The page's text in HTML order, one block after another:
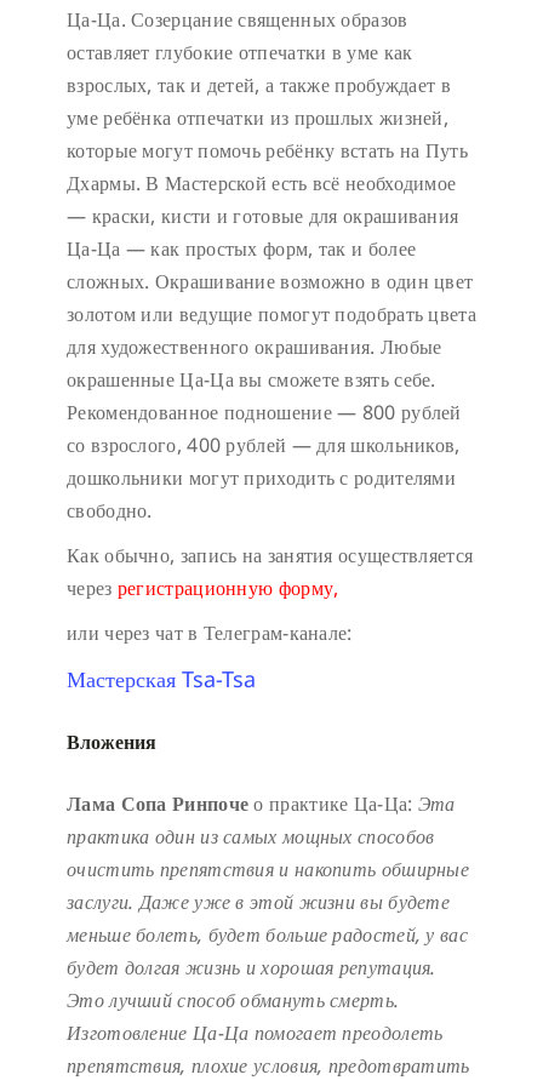
Ца-Ца. Созерцание священных образов
оставляет глубокие отпечатки в уме как
взрослых, так и детей, а также пробуждает в
уме ребёнка отпечатки из прошлых жизней,
которые могут помочь ребёнку встать на Путь
Дхармы. В Мастерской есть всё необходимое
— краски, кисти и готовые для окрашивания
Ца-Ца — как простых форм, так и более
сложных. Окрашивание возможно в один цвет
золотом или ведущие помогут подобрать цвета
для художественного окрашивания. Любые
окрашенные Ца-Ца вы сможете взять себе.
Рекомендованное подношение — 800 рублей
со взрослого, 400 рублей — для школьников,
дошкольники могут приходить с родителями
свободно.
Как обычно, запись на занятия осуществляется
через регистрационную форму,
или через чат в Телеграм-канале:
Мастерская Tsa-Tsa
Вложения
Лама Сопа Ринпочео практике Ца-Ца: Эта
практика один из самых мощных способов
очистить препятствия и накопить обширные
заслуги. Даже уже в этой жизни вы будете
меньше болеть, будет больше радостей, у вас
будет долгая жизнь и хорошая репутация.
Это лучший способ обмануть смерть.
Изготовление Ца-Ца помогает преодолеть
препятствия, плохие условия, предотвратить